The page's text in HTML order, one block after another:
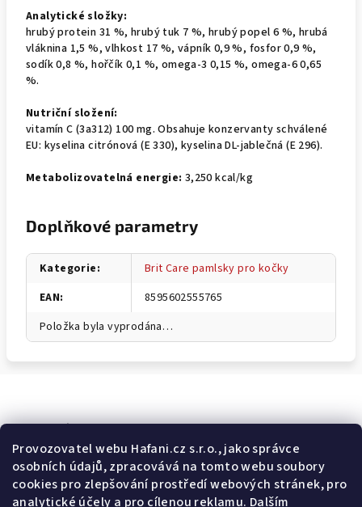
Provozovatel webu Hafani.cz s.r.o., jako správce
osobních údajů, zpracovává na tomto webu soubory
cookies pro zlepšování prostředí webových stránek, pro
analytické účely a pro cílenou reklamu. Dalším
Analytické složky:
hrubý protein 31 %, hrubý tuk 7 %, hrubý popel 6 %, hrubá
vláknina 1,5 %, vlhkost 17 %, vápník 0,9 %, fosfor 0,9 %,
sodík 0,8 %, hořčík 0,1 %, omega-3 0,15 %, omega-6 0,65
%.
Nutriční složení:
vitamín C (3a312) 100 mg. Obsahuje konzervanty schválené
EU: kyselina citrónová (E 330), kyselina DL-jablečná (E 296).
Metabolizovatelná energie: 3,250 kcal/kg
Doplňkové parametry
Kategorie:
Brit Care pamlsky pro kočky
EAN:
8595602555765
Položka byla vyprodána…
Odebírat newsletter
E-mail